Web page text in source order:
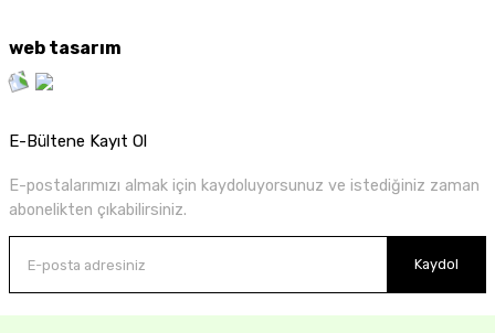
web tasarım
E-Bültene Kayıt Ol
E-postalarımızı almak için kaydoluyorsunuz ve istediğiniz zaman
abonelikten çıkabilirsiniz.
Kaydol